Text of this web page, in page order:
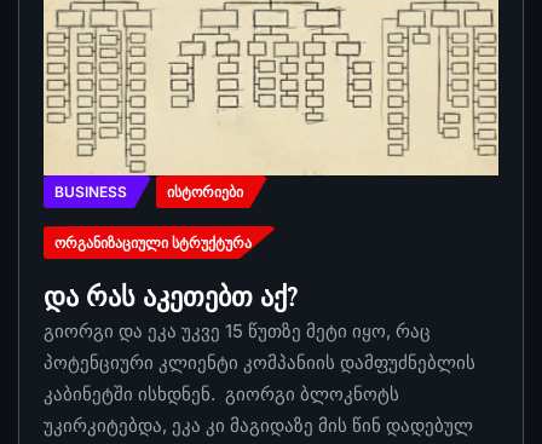
BUSINESS ᲘᲡᲢᲝᲠᲘᲔᲑᲘ
ᲝᲠᲒᲐᲜᲘᲖᲐᲪᲘᲣᲚᲘ ᲡᲢᲠᲣᲥᲢᲣᲠᲐ
და რას აკეთებთ აქ?
გიორგი და ეკა უკვე 15 წუთზე მეტი იყო, რაც
პოტენციური კლიენტი კომპანიის დამფუძნებლის
კაბინეტში ისხდნენ. გიორგი ბლოკნოტს
უკირკიტებდა, ეკა კი მაგიდაზე მის წინ დადებულ